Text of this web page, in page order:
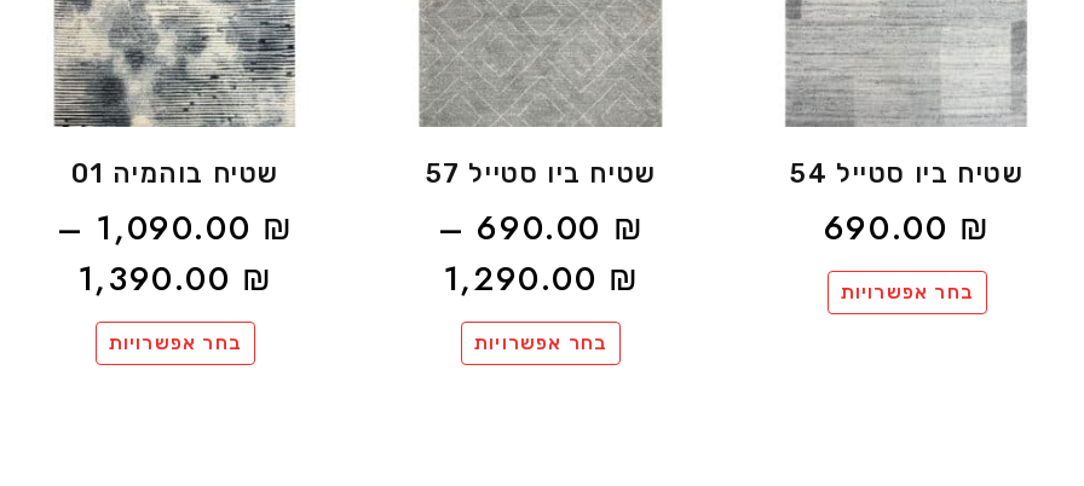
שטיח ביו סטייל 54
690.00 ₪
בחר אפשרויות
שטיח ביו סטייל 57
690.00 ₪
–
1,290.00 ₪
בחר אפשרויות
שטיח בוהמיה 01
1,090.00 ₪
–
1,390.00 ₪
בחר אפשרויות